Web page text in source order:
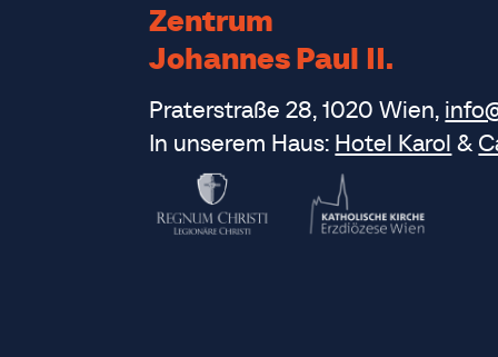
Zentrum
Johannes Paul II.
Praterstraße 28, 1020 Wien,
In unserem Haus: Hotel Karol &